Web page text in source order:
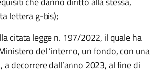
letterag-bis);
citata legge n. 197/2022, il quale ha
dell’interno, un fondo, con una
decorrere dall’anno 2023, al fine di